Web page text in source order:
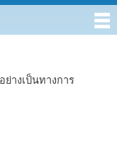
างเป็นทางการ